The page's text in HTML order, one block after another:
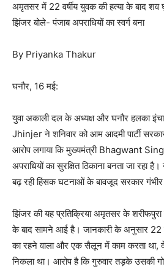
अमृतसर में 22 वर्षीय युवक की हत्या के बाद शव
झिंजर बोले- पंजाब अपराधियों का स्वर्ग बना
By Priyanka Thakur
घनौर, 16 मई:
युवा अकाली दल के अध्यक्ष और घनौर हलका
Jhinjer ने शनिवार को आम आदमी पार्टी
आरोप लगाया कि मुख्यमंत्री Bhagwant
अपराधियों का सुरक्षित ठिकाना बनता जा रहा
बढ़ रही हिंसक घटनाओं के बावजूद सरकार
झिंजर की यह प्रतिक्रिया अमृतसर के
के बाद सामने आई है। जानकारी के अनुसार 22
का रहने वाला और एक सैलून में काम करता था,
निकला था। आरोप है कि गुरुवार तड़के उसकी